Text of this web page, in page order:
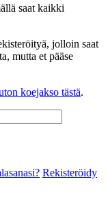
saat kaikki
jolloin saat
mutta et pääse
koejakso tästä.
Rekisteröidy